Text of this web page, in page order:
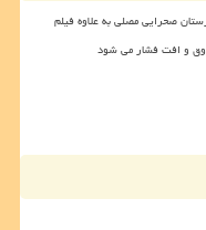
و افت فشار می شود